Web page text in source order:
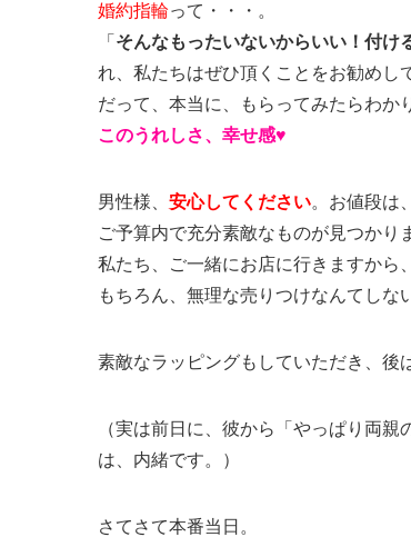
婚約指輪って・・・。
「 そんなもったいないからいい！付け
れ、私たちはぜひ頂くことをお勧めし
だって、本当に、もらってみたらわか
このうれしさ、幸せ感♥
男性様、 安心してください。お値段は
ご予算内で充分素敵なものが見つかり
私たち、ご一緒にお店に行きますから
もちろん、無理な売りつけなんてしな
素敵なラッピングもしていただき、後
（実は前日に、彼から「やっぱり両
は、内緒です。）
さてさて本番当日。